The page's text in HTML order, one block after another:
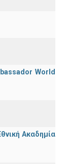
World
Ακαδημία